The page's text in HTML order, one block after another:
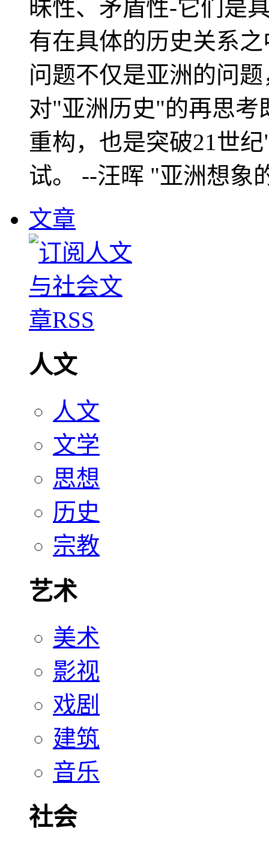
昧性、矛盾性-它们是
有在具体的历史关系
问题不仅是亚洲的问
对"亚洲历史"的再思考
重构，也是突破21世
试。 --汪晖 "亚洲想象
文章
人文
人文
文学
思想
历史
宗教
艺术
美术
影视
戏剧
建筑
音乐
社会